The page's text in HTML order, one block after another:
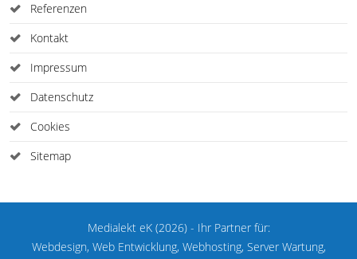
Referenzen
Kontakt
Impressum
Datenschutz
Cookies
Sitemap
Medialekt eK (2026) - Ihr Partner für:
Webdesign, Web Entwicklung, Webhosting, Server Wartung,